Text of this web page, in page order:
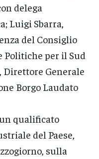
delega
Luigi Sbarra,
del Consiglio
per il Sud
Direttore Generale
Borgo Laudato
qualificato
del Paese,
sulla